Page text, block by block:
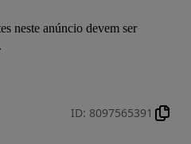
neste anúncio devem ser
ID: 8097565391